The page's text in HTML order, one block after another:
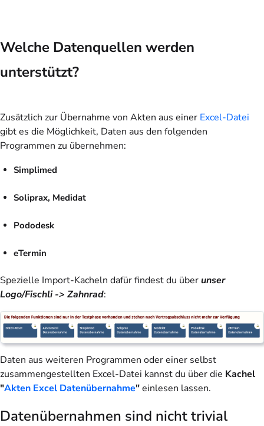
Welche Datenquellen werden
unterstützt?
Zusätzlich zur Übernahme von Akten aus einer Excel-Datei
gibt es die Möglichkeit, Daten aus den folgenden
Programmen zu übernehmen:
Simplimed
Soliprax, Medidat
Pododesk
eTermin
Spezielle Import-Kacheln dafür findest du überunser
Logo/Fischli -> Zahnrad:
Daten aus weiteren Programmen oder einer selbst
zusammengestellten Excel-Datei kannst du über die Kachel
"Akten Excel Datenübernahme"einlesen lassen.
Datenübernahmen sind nicht trivial